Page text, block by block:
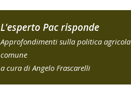
L'esperto Pac risponde
Approfondimenti sulla politica agricola
comune
a cura di Angelo Frascarelli